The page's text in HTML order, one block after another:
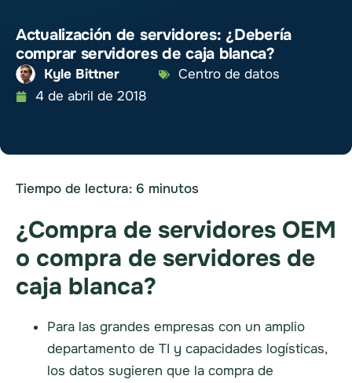
Actualización de servidores: ¿Debería
comprar servidores de caja blanca?
Kyle Bittner
Centro de datos
4 de abril de 2018
Tiempo de lectura: 6 minutos
¿Compra de servidores OEM
o compra de servidores de
caja blanca?
Para las grandes empresas con un amplio
departamento de TI y capacidades logísticas,
los datos sugieren que la compra de